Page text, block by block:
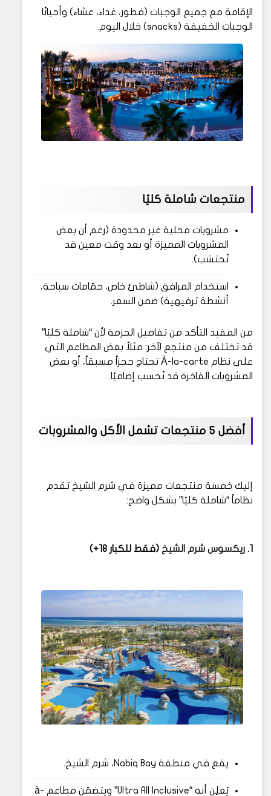
الإقامة مع جميع الوجبات (فطور، غداء، عشاء) وأحيانًا
الوجبات الخفيفة (snacks) خلال اليوم.
منتجعات شاملة كليًا
مشروبات محلية غير محدودة (رغم أن بعض
المشروبات المميزة أو بعد وقت معين قد
تُحتسَب).
استخدام المرافق (شاطئ خاص، حمّامات سباحة،
أنشطة ترفيهية) ضمن السعر.
من المفيد التأكد من تفاصيل الحزمة لأن “شاملة كليًا”
قد تختلف من منتجع لآخر: مثلاً بعض المطاعم التي
على نظام À-la-carte تحتاج حجزاً مسبقاً، أو بعض
المشروبات الفاخرة قد تُحسب إضافيًا.
أفضل 5 منتجعات تشمل الأكل والمشروبات
إليك خمسة منتجعات مميزة في شرم الشيخ تقدم
نظاماً “شاملة كليًا” بشكل واضح:
1. ريكسوس شرم الشيخ (فقط للكبار 18+)
يقع في منطقة Nabiq Bay، شرم الشيخ.
يُعلِن أنه “Ultra All Inclusive” ويتضمّن مطاعم à-